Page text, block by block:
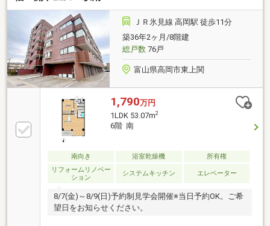
ＪＲ氷見線 高岡駅 徒歩11分
築36年2ヶ月/8階建
総戸数76戸
富山県高岡市東上関
1,790万円
1LDK 53.07m2
6階 南
南向き 浴室乾燥機
所有権
リフォームリノベー
ション
システムキッチン エレベーター
8/7(金)～8/9(日)予約制見学会開催※当日予約OK。ご希
望日をお知らせください。